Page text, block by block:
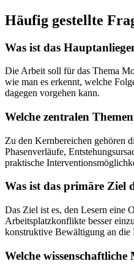
Häufig gestellte
Was ist das
Die Arbeit soll für das Thema
wie man es erkennt, welche
dagegen vorgehen kann.
Welche zentralen
Zu den Kernbereichen gehören
Phasenverläufe,
praktische
Was ist das primäre Ziel
Das Ziel ist es, den Lesern eine
Arbeitsplatzkonflikte besser
konstruktive Bewältigung an die
Welche